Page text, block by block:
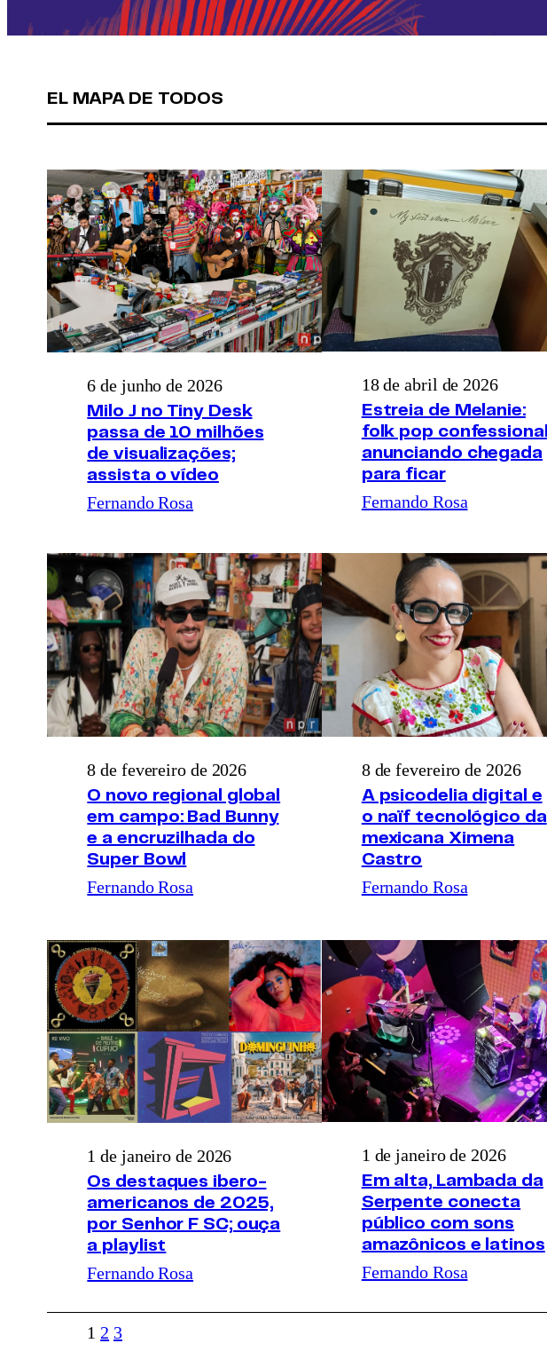
EL MAPA DE TODOS
6 de junho de 2026
Milo J no Tiny Desk
passa de 10 milhões
de visualizações;
assista o vídeo
Fernando Rosa
18 de abril de 2026
Estreia de Melanie:
folk pop confessional
anunciando chegada
para ficar
Fernando Rosa
8 de fevereiro de 2026
O novo regional global
em campo: Bad Bunny
e a encruzilhada do
Super Bowl
Fernando Rosa
8 de fevereiro de 2026
A psicodelia digital e
o naïf tecnológico da
mexicana Ximena
Castro
Fernando Rosa
1 de janeiro de 2026
Os destaques ibero-
americanos de 2025,
por Senhor F SC; ouça
a playlist
Fernando Rosa
1 de janeiro de 2026
Em alta, Lambada da
Serpente conecta
público com sons
amazônicos e latinos
Fernando Rosa
1 2 3